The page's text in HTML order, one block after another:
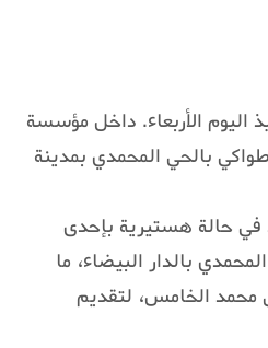
اليوم الأربعاء. داخل مؤسسة
بالحي المحمدي بمدينة
في حالة هستيرية بإحدى
بالدار البيضاء، ما
الخامس، لتقديم